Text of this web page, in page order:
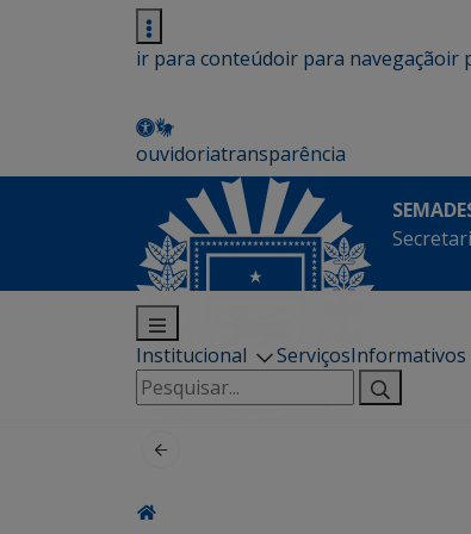
ir para conteúdoir para navegaçãoir
ouvidoriatransparência
Institucional ServiçosInformativos
Pesquisar
por: